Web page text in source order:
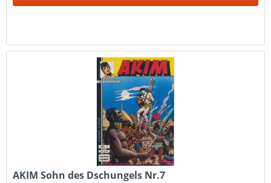
AKIM Sohn des Dschungels Nr.7